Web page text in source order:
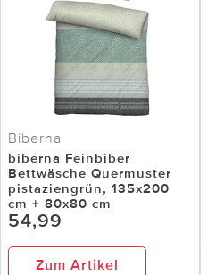
Biberna
biberna Feinbiber
Bettwäsche Quermuster
pistaziengrün, 135x200
cm + 80x80 cm
54,99
Zum Artikel